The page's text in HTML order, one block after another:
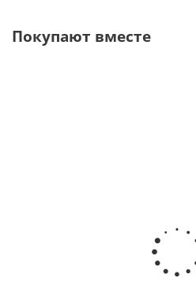
Покупают вместе
iZoom 2,5х бинокулярная
стоматологическая лупа